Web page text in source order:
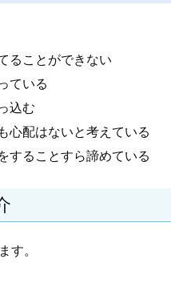
ることができない
ている
込む
心配はないと考えている
することすら諦めている
す。